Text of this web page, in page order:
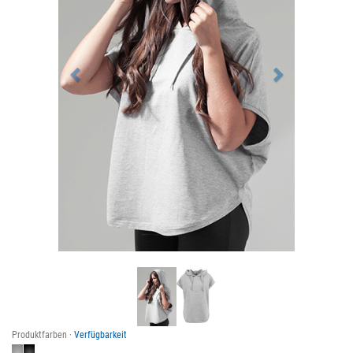
Produktfarben · Verfügbarkeit